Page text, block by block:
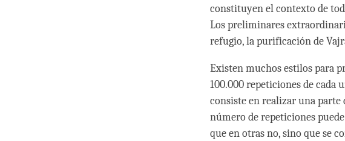
constituyen el contexto de
Los preliminares
refugio, la purificación de
Existen muchos estilos para
100.000 repeticiones de cada
consiste en realizar una parte
número de repeticiones
que en otras no, sino que se